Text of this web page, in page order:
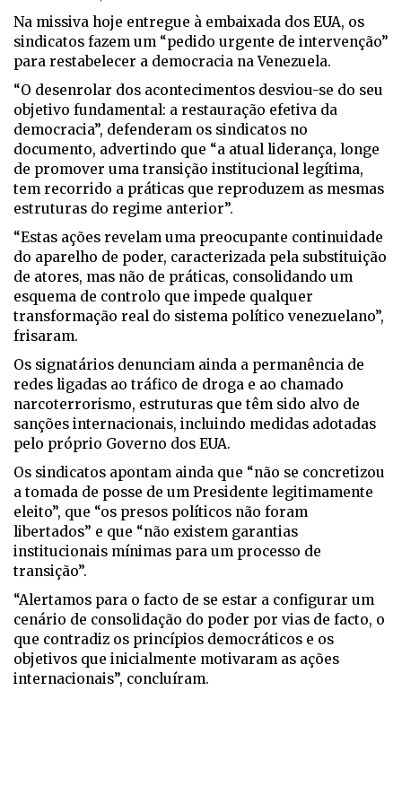
Na missiva hoje entregue à embaixada dos EUA, os
sindicatos fazem um “pedido urgente de intervenção”
para restabelecer a democracia na Venezuela.
“O desenrolar dos acontecimentos desviou-se do seu
objetivo fundamental: a restauração efetiva da
democracia”, defenderam os sindicatos no
documento, advertindo que “a atual liderança, longe
de promover uma transição institucional legítima,
tem recorrido a práticas que reproduzem as mesmas
estruturas do regime anterior”.
“Estas ações revelam uma preocupante continuidade
do aparelho de poder, caracterizada pela substituição
de atores, mas não de práticas, consolidando um
esquema de controlo que impede qualquer
transformação real do sistema político venezuelano”,
frisaram.
Os signatários denunciam ainda a permanência de
redes ligadas ao tráfico de droga e ao chamado
narcoterrorismo, estruturas que têm sido alvo de
sanções internacionais, incluindo medidas adotadas
pelo próprio Governo dos EUA.
Os sindicatos apontam ainda que “não se concretizou
a tomada de posse de um Presidente legitimamente
eleito”, que “os presos políticos não foram
libertados” e que “não existem garantias
institucionais mínimas para um processo de
transição”.
“Alertamos para o facto de se estar a configurar um
cenário de consolidação do poder por vias de facto, o
que contradiz os princípios democráticos e os
objetivos que inicialmente motivaram as ações
internacionais”, concluíram.